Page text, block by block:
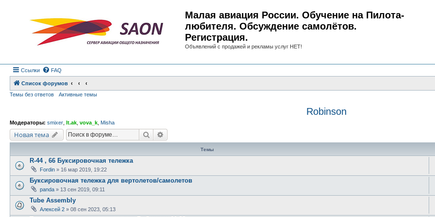
Малая авиация России. Обучение на Пилота-
любителя. Обсуждение самолётов.
Регистрация.
Объявлений с продажей и рекламы услуг НЕТ!
Ссылки FAQ
Список форумов
Темы без ответов
Активные темы
Robinson
Модераторы: smixer lt.ak vova_k Misha
Новая тема Поиск
Темы
R-44 , 66 Буксировочная тележка
Fordin » 16 мар 2019, 19:22
Буксировочная тележка для вертолетов/самолетов
panda » 13 сен 2019, 09:11
Tube Assembly
Алексей 2 » 08 сен 2023, 05:13